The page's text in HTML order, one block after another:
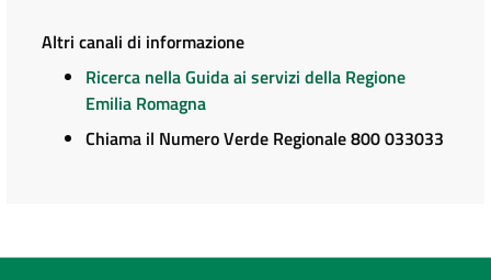
Altri canali di informazione
Ricerca nella Guida ai servizi della Regione
Emilia Romagna
Chiama il Numero Verde Regionale 800 033033